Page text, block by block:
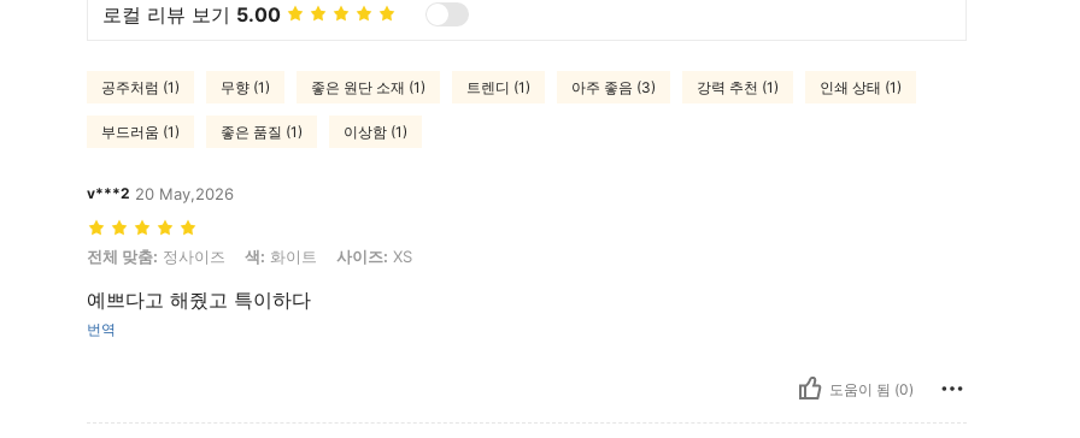
로컬 리뷰 보기 5.00
공주처럼 (1) 무향 (1) 좋은 원단 소재 (1) 트렌디 (1) 아주 좋음 (3) 강력 추천 (1) 인쇄 상태 (1)
부드러움 (1) 좋은 품질 (1) 이상함 (1)
v***2 20 May,2026
전체 맞춤: 정사이즈, 색: 화이트, 사이즈: XS
전체 맞춤: 정사이즈 색: 화이트 사이즈: XS
예쁘다고 해줬고 특이하다
번역
도움이 됨 (0)